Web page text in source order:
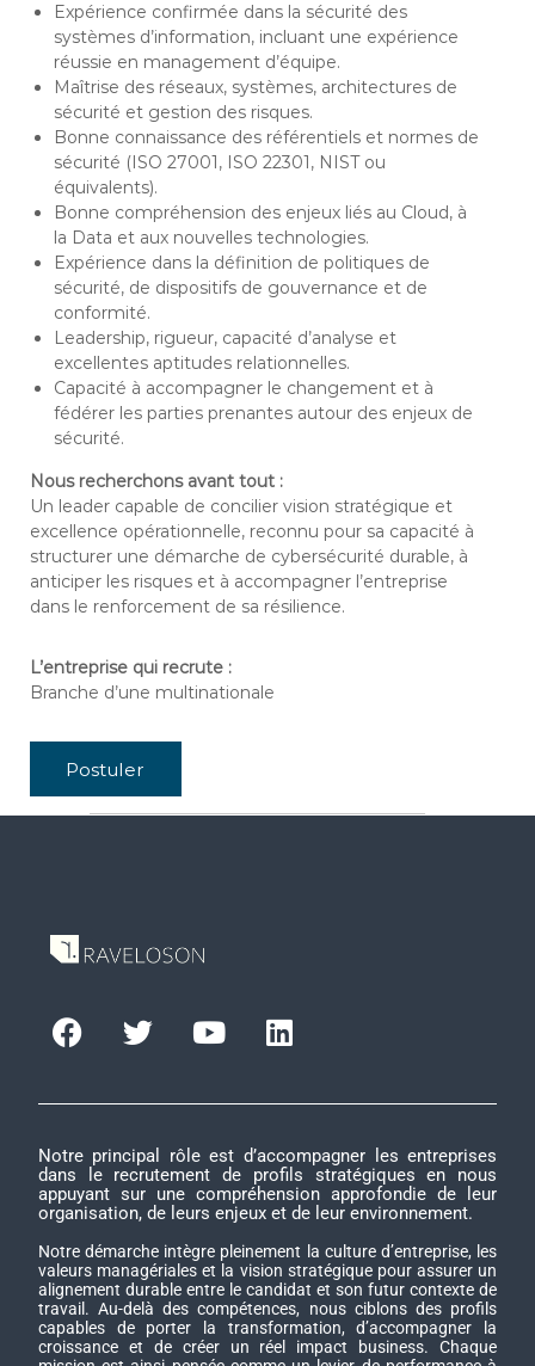
Expérience confirmée dans la sécurité des
systèmes d’information, incluant une expérience
réussie en management d’équipe.
Maîtrise des réseaux, systèmes, architectures de
sécurité et gestion des risques.
Bonne connaissance des référentiels et normes de
sécurité (ISO 27001, ISO 22301, NIST ou
équivalents).
Bonne compréhension des enjeux liés au Cloud, à
la Data et aux nouvelles technologies.
Expérience dans la définition de politiques de
sécurité, de dispositifs de gouvernance et de
conformité.
Leadership, rigueur, capacité d’analyse et
excellentes aptitudes relationnelles.
Capacité à accompagner le changement et à
fédérer les parties prenantes autour des enjeux de
sécurité.
Nous recherchons avant tout :
Un leader capable de concilier vision stratégique et
excellence opérationnelle, reconnu pour sa capacité à
structurer une démarche de cybersécurité durable, à
anticiper les risques et à accompagner l’entreprise
dans le renforcement de sa résilience.
L’entreprise qui recrute :
Branche d’une multinationale
Notre principal rôle est d’accompagner les entreprises
dans le recrutement de profils stratégiques en nous
appuyant sur une compréhension approfondie de leur
organisation, de leurs enjeux et de leur environnement.
Notre démarche intègre pleinement la culture d’entreprise, les
valeurs managériales et la vision stratégique pour assurer un
alignement durable entre le candidat et son futur contexte de
travail. Au-delà des compétences, nous ciblons des profils
capables de porter la transformation, d’accompagner la
croissance et de créer un réel impact business. Chaque